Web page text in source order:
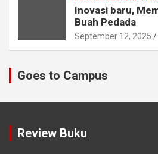
Inovasi baru,
Buah Pedada
September 12, 2025
Goes to Campus
Review Buku